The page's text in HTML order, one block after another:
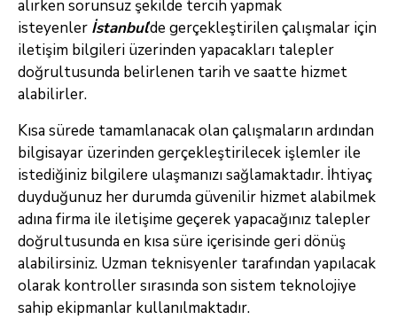
alırken sorunsuz şekilde tercih yapmak
isteyenler İstanbul’de gerçekleştirilen çalışmalar için
iletişim bilgileri üzerinden yapacakları talepler
doğrultusunda belirlenen tarih ve saatte hizmet
alabilirler.
Kısa sürede tamamlanacak olan çalışmaların ardından
bilgisayar üzerinden gerçekleştirilecek işlemler ile
istediğiniz bilgilere ulaşmanızı sağlamaktadır. İhtiyaç
duyduğunuz her durumda güvenilir hizmet alabilmek
adına firma ile iletişime geçerek yapacağınız talepler
doğrultusunda en kısa süre içerisinde geri dönüş
alabilirsiniz. Uzman teknisyenler tarafından yapılacak
olarak kontroller sırasında son sistem teknolojiye
sahip ekipmanlar kullanılmaktadır.